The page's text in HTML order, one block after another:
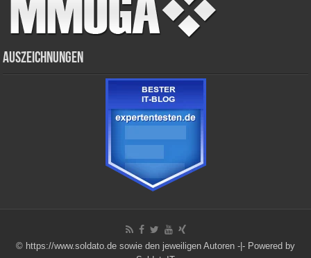
Auszeichnungen
© https://www.soldato.de sowie den jeweiligen Autoren -|- Powered by